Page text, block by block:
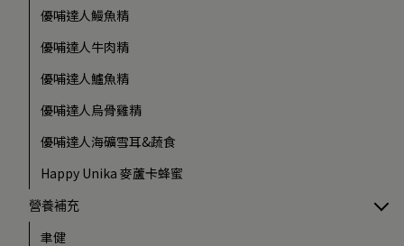
優哺達人鰻魚精
優哺達人牛肉精
優哺達人鱸魚精
優哺達人烏骨雞精
優哺達人海礦雪耳&蔬食
Happy Unika 麥蘆卡蜂蜜
營養補充
聿健